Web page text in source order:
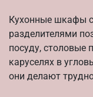
Кухонные шкафы
разделителями
посуду, столовые
каруселях в
они делают